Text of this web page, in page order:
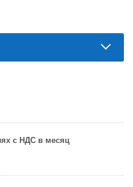
с НДС в месяц